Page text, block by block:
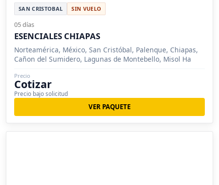
SAN CRISTOBAL SIN VUELO
05 días
ESENCIALES CHIAPAS
Norteamérica, México, San Cristóbal, Palenque, Chiapas,
Cañon del Sumidero, Lagunas de Montebello, Misol Ha
Precio
Cotizar
Precio bajo solicitud
VER PAQUETE